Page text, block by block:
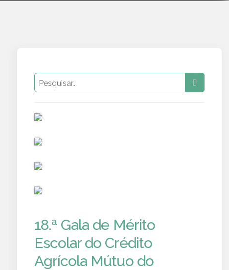
18.ª Gala de Mérito
Escolar do Crédito
Agrícola Mútuo do